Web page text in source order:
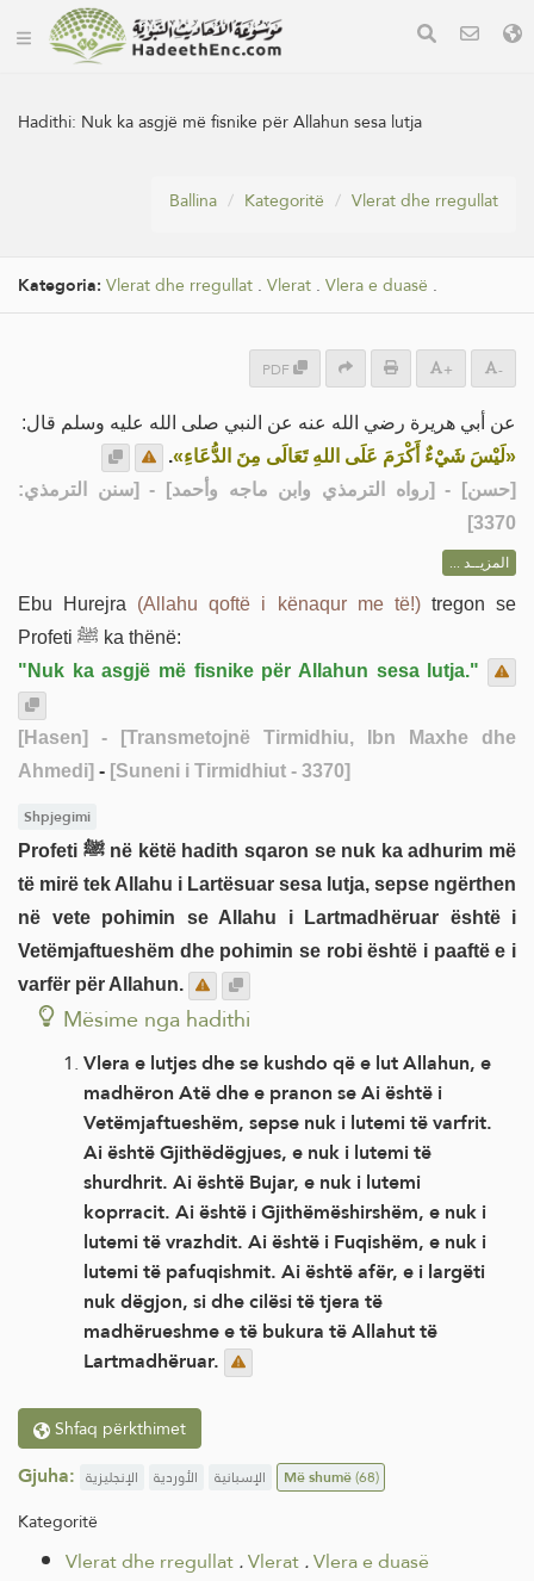
Hadithi: Nuk ka asgjë më fisnike për Allahun sesa lutja
Ballina Kategoritë Vlerat dhe rregullat
Kategoria: Vlerat dhe rregullat . Vlerat . Vlera e duasë .
PDF + -
عن أبي هريرة رضي الله عنه عن النبي صلى الله عليه وسلم قال:
«لَيْسَ شَيْءٌ أَكْرَمَ عَلَى اللهِ تَعَالَى مِنَ الدُّعَاءِ».
[حسن] - [رواه الترمذي وابن ماجه وأحمد] - [سنن الترمذي:
3370]
المزيــد ...
Ebu Hurejra (Allahu qoftë i kënaqur me të!)tregon se
Profeti ﷺ ka thënë:
"Nuk ka asgjë më fisnike për Allahun sesa lutja."
[Hasen]
- [Transmetojnë Tirmidhiu, Ibn Maxhe dhe
Ahmedi] - [Suneni i Tirmidhiut - 3370]
Shpjegimi
Profeti ﷺ në këtë hadith sqaron se nuk ka adhurim më
të mirë tek Allahu i Lartësuar sesa lutja, sepse ngërthen
në vete pohimin se Allahu i Lartmadhëruar është i
Vetëmjaftueshëm dhe pohimin se robi është i paaftë e i
varfër për Allahun.
Mësime nga hadithi
Vlera e lutjes dhe se kushdo që e lut Allahun, e
madhëron Atë dhe e pranon se Ai është i
Vetëmjaftueshëm, sepse nuk i lutemi të varfrit.
Ai është Gjithëdëgjues, e nuk i lutemi të
shurdhrit. Ai është Bujar, e nuk i lutemi
koprracit. Ai është i Gjithëmëshirshëm, e nuk i
lutemi të vrazhdit. Ai është i Fuqishëm, e nuk i
lutemi të pafuqishmit. Ai është afër, e i largëti
nuk dëgjon, si dhe cilësi të tjera të
madhërueshme e të bukura të Allahut të
Lartmadhëruar.
Shfaq përkthimet
Gjuha: الإنجليزية الأوردية الإسبانية Më shumë(68)
Kategoritë
Vlerat dhe rregullat.Vlerat.Vlera e duasë